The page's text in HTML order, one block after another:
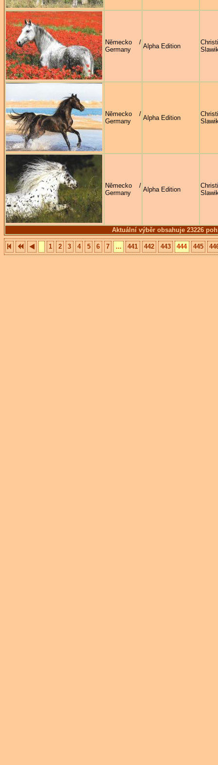
Aktuální výběr obsahuje 23226
Německo /
Germany
Alpha Edition
Německo /
Germany
Alpha Edition
Německo /
Germany
Alpha Edition
1 2 3 4 5 6 7 ... 441 442 443 444 445